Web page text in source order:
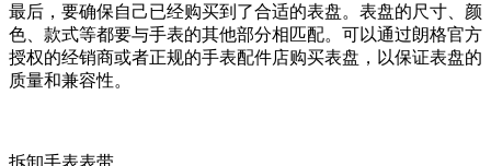
最后，要确保自己已经购买到了合适的表盘。表盘的尺寸、颜
色、款式等都要与手表的其他部分相匹配。可以通过朗格官方
授权的经销商或者正规的手表配件店购买表盘，以保证表盘的
质量和兼容性。
拆卸手表表带